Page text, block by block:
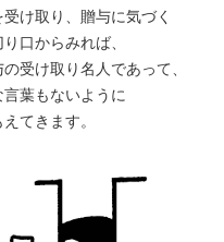
け取り、贈与に気づく
口からみれば、
受け取り名人であって、
葉もないように
てきます。